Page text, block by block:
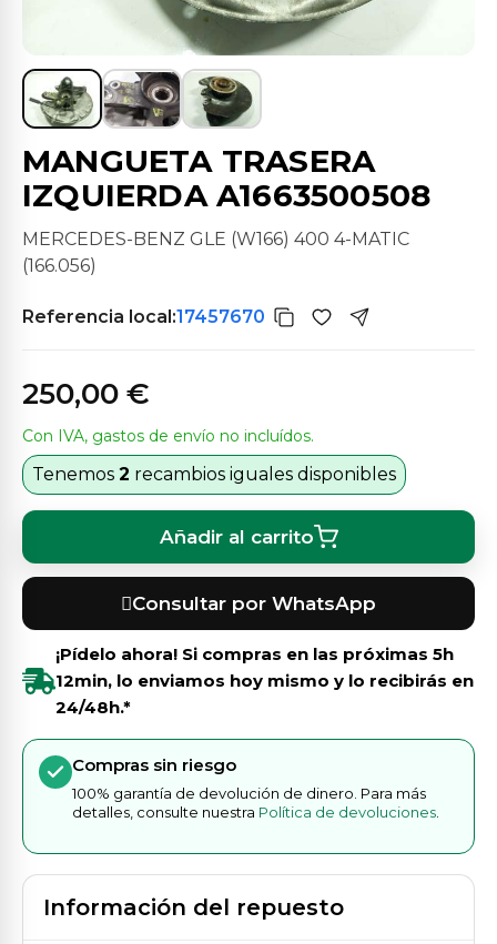
MANGUETA TRASERA
IZQUIERDA A1663500508
MERCEDES-BENZ GLE (W166) 400 4-MATIC
(166.056)
Referencia local:17457670
250,00 €
Con IVA, gastos de envío no incluídos.
Tenemos 2 recambios iguales disponibles
Añadir al carrito
Consultar por WhatsApp
¡Pídelo ahora! Si compras en las próximas 5h
12min, lo enviamos hoy mismo y lo recibirás en
24/48h.*
Compras sin riesgo
100% garantía de devolución de dinero. Para más
detalles, consulte nuestra Política de devoluciones
Información del repuesto